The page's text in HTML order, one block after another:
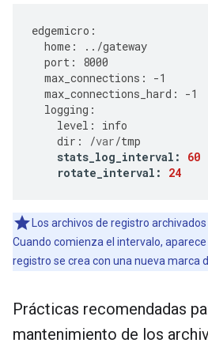
edgemicro :
home : ../gateway
port :
8000
max_connections : -1
max_connections_hard : -1
logging :
level :
info
dir : /var/tmp
stats_log_interval :
60
rotate_interval : 24
Los archivos de registro
Cuando comienza el intervalo,
registro se crea con una nueva marca
Prácticas recomendadas
mantenimiento de los